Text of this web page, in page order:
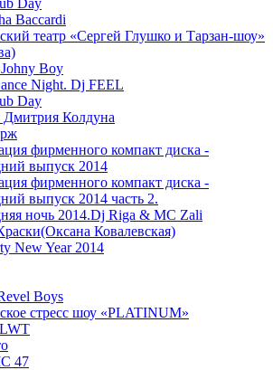
Day
Baccardi
театр «Сергей Глушко и Тарзан-шоу»
Boy
Night. Dj FEEL
Day
Дмитрия Колдуна
фирменного компакт диска -
выпуск 2014
фирменного компакт диска -
выпуск 2014 часть 2.
ночь 2014.Dj Riga & MC Zali
Ковалевская)
New Year 2014
Boys
стресс шоу «PLATINUM»
47